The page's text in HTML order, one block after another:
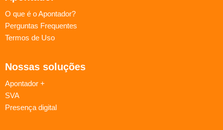
O que é o Apontador?
Perguntas Frequentes
Termos de Uso
Nossas soluções
Apontador +
SVA
Presença digital